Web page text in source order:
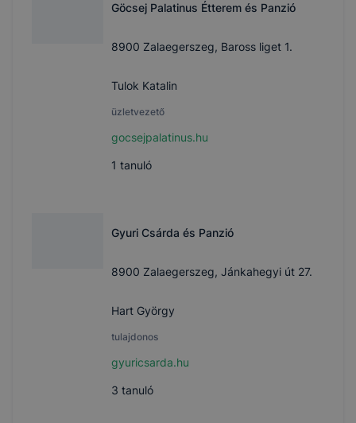
Göcsej Palatinus Étterem és Panzió
8900 Zalaegerszeg, Baross liget 1.
Tulok Katalin
üzletvezető
gocsejpalatinus.hu
1 tanuló
Gyuri Csárda és Panzió
8900 Zalaegerszeg, Jánkahegyi út 27.
Hart György
tulajdonos
gyuricsarda.hu
3 tanuló